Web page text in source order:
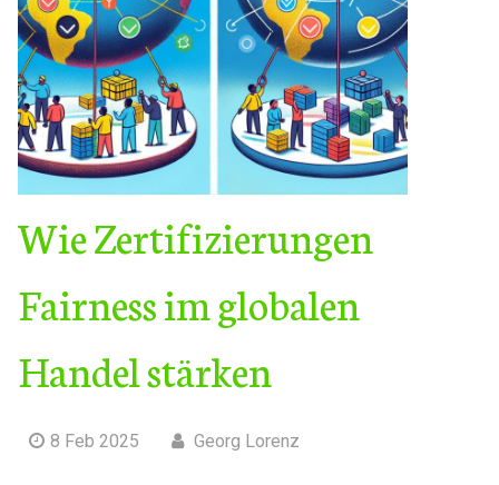
Wie Zertifizierungen
Fairness im globalen
Handel stärken
8 Feb 2025 Georg Lorenz